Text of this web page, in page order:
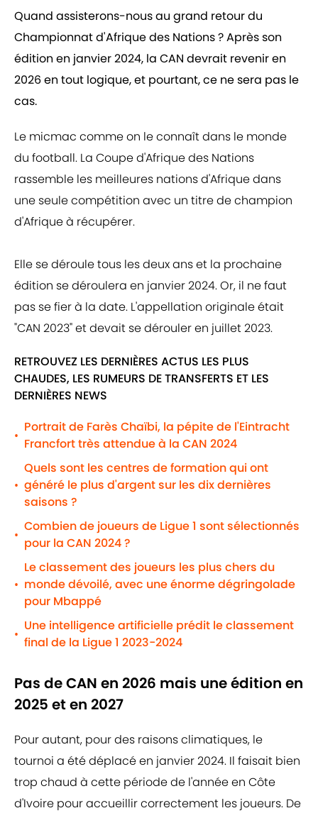
Quand assisterons-nous au grand retour du
Championnat d'Afrique des Nations ? Après son
édition en janvier 2024, la CAN devrait revenir en
2026 en tout logique, et pourtant, ce ne sera pas le
cas.
Le micmac comme on le connaît dans le monde
du football. La Coupe d'Afrique des Nations
rassemble les meilleures nations d'Afrique dans
une seule compétition avec un titre de champion
d'Afrique à récupérer.
Elle se déroule tous les deux ans et la prochaine
édition se déroulera en janvier 2024. Or, il ne faut
pas se fier à la date. L'appellation originale était
"CAN 2023" et devait se dérouler en juillet 2023.
RETROUVEZ LES DERNIÈRES ACTUS LES PLUS
CHAUDES, LES RUMEURS DE TRANSFERTS ET LES
DERNIÈRES NEWS
•
Portrait de Farès Chaïbi, la pépite de l'Eintracht
Francfort très attendue à la CAN 2024
•
Quels sont les centres de formation qui ont
généré le plus d'argent sur les dix dernières
saisons ?
•
Combien de joueurs de Ligue 1 sont sélectionnés
pour la CAN 2024 ?
•
Le classement des joueurs les plus chers du
monde dévoilé, avec une énorme dégringolade
pour Mbappé
•
Une intelligence artificielle prédit le classement
final de la Ligue 1 2023-2024
Pas de CAN en 2026 mais une édition en
2025 et en 2027
Pour autant, pour des raisons climatiques, le
tournoi a été déplacé en janvier 2024. Il faisait bien
trop chaud à cette période de l'année en Côte
d'Ivoire pour accueillir correctement les joueurs. De